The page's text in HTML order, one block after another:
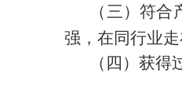
（三）符
强，在同行业走
（四）获